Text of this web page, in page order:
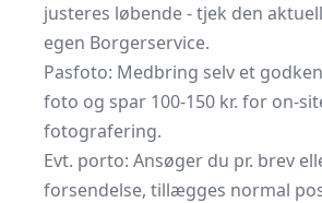
justeres løbende - tjek den
egen Borgerservice.
Pasfoto: Medbring selv et
foto og spar 100-150 kr. for on-
fotografering.
Evt. porto: Ansøger du pr. brev
forsendelse, tillægges normal